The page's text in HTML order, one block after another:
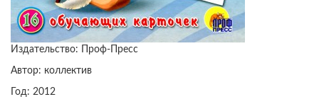
Издательство: Проф-Пресс
Автор: коллектив
Год: 2012